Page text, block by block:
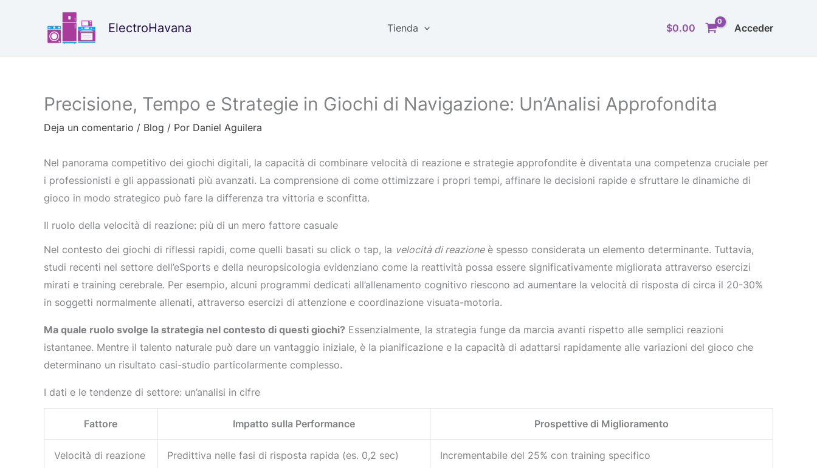
ElectroHavana Tienda $0.00 Acceder
Precisione, Tempo e Strategie in Giochi di Navigazione: Un’Analisi Approfondita
Deja un comentario / Blog / Por Daniel Aguilera
Nel panorama competitivo dei giochi digitali, la capacità di combinare velocità di reazione e strategie approfondite è diventata una competenza cruciale per
i professionisti e gli appassionati più avanzati. La comprensione di come ottimizzare i propri tempi, affinare le decisioni rapide e sfruttare le dinamiche di
gioco in modo strategico può fare la differenza tra vittoria e sconfitta.
Il ruolo della velocità di reazione: più di un mero fattore casuale
Nel contesto dei giochi di riflessi rapidi, come quelli basati su click o tap, la velocità di reazioneè spesso considerata un elemento determinante. Tuttavia,
studi recenti nel settore dell’eSports e della neuropsicologia evidenziano come la reattività possa essere significativamente migliorata attraverso esercizi
mirati e training cerebrale. Per esempio, alcuni programmi dedicati all’allenamento cognitivo riescono ad aumentare la velocità di risposta di circa il 20-30%
in soggetti normalmente allenati, attraverso esercizi di attenzione e coordinazione visuata-motoria.
Ma quale ruolo svolge la strategia nel contesto di questi giochi? Essenzialmente, la strategia funge da marcia avanti rispetto alle semplici reazioni
istantanee. Mentre il talento naturale può dare un vantaggio iniziale, è la pianificazione e la capacità di adattarsi rapidamente alle variazioni del gioco che
determinano un risultato casi-studio particolarmente complesso.
I dati e le tendenze di settore: un’analisi in cifre
Fattore Impatto sulla Performance Prospettive di Miglioramento
Velocità di reazione Predittiva nelle fasi di risposta rapida (es. 0,2 sec) Incrementabile del 25% con training specifico